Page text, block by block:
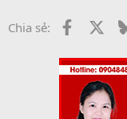
Chia sẻ: Facebook